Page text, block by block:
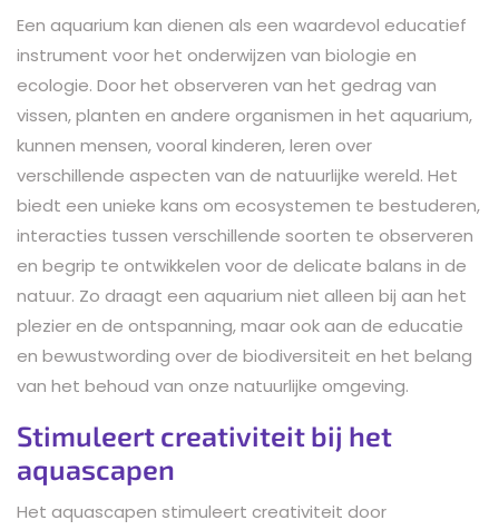
Een aquarium kan dienen als een waardevol educatief
instrument voor het onderwijzen van biologie en
ecologie. Door het observeren van het gedrag van
vissen, planten en andere organismen in het aquarium,
kunnen mensen, vooral kinderen, leren over
verschillende aspecten van de natuurlijke wereld. Het
biedt een unieke kans om ecosystemen te bestuderen,
interacties tussen verschillende soorten te observeren
en begrip te ontwikkelen voor de delicate balans in de
natuur. Zo draagt een aquarium niet alleen bij aan het
plezier en de ontspanning, maar ook aan de educatie
en bewustwording over de biodiversiteit en het belang
van het behoud van onze natuurlijke omgeving.
Stimuleert creativiteit bij het
aquascapen
Het aquascapen stimuleert creativiteit door